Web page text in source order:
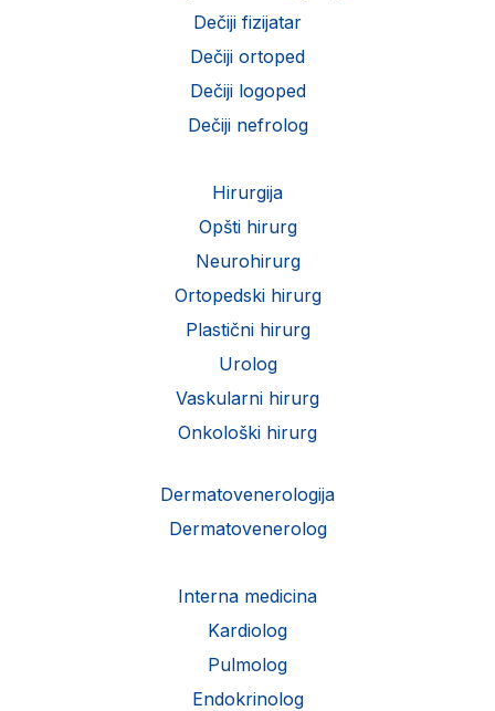
Dečiji fizijatar
Dečiji ortoped
Dečiji logoped
Dečiji nefrolog
Hirurgija
Opšti hirurg
Neurohirurg
Ortopedski hirurg
Plastični hirurg
Urolog
Vaskularni hirurg
Onkološki hirurg
Dermatovenerologija
Dermatovenerolog
Interna medicina
Kardiolog
Pulmolog
Endokrinolog